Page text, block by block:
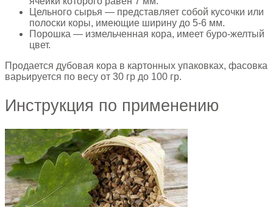
Цельного сырья — представляет собой кусочки или
полоски коры, имеющие ширину до 5-6 мм.
Порошка — измельченная кора, имеет буро-желтый
цвет.
Продается дубовая кора в картонных упаковках, фасовка
варьируется по весу от 30 гр до 100 гр.
Инструкция по применению